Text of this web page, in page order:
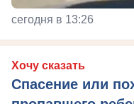
сегодня в 13:26
Хочу сказать
Спасение или